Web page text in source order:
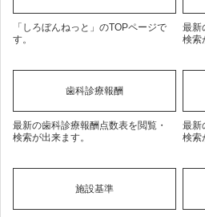
「しろぼんねっと」のTOPページで
す。
最新
検索
歯科診療報酬
最新の歯科診療報酬点数表を閲覧・
検索が出来ます。
最新
検索
施設基準